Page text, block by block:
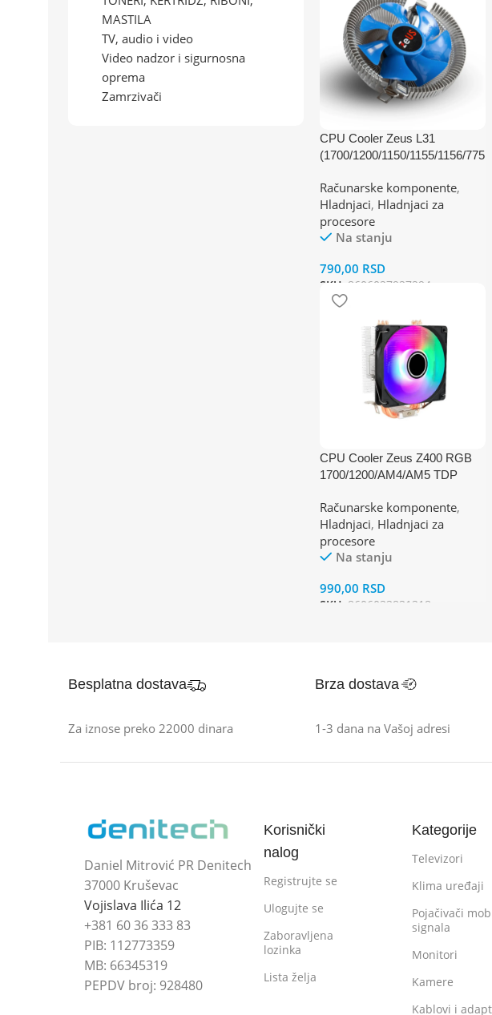
MASTILA
TV, audio i video
Video nadzor i sigurnosna
oprema
Zamrzivači
CPU Cooler Zeus L31
(1700/1200/1150/1155/1156/775
TDP 65W
Računarske komponente,
Hladnjaci, Hladnjaci za
procesore
Na stanju
790,00 RSD
SKU: 8606027927294
CPU Cooler Zeus Z400 RGB
1700/1200/AM4/AM5 TDP
Računarske komponente,
Hladnjaci, Hladnjaci za
procesore
Na stanju
990,00 RSD
SKU: 8606033831318
Besplatna dostava
Za iznose preko 22000 dinara
Brza dostava
1-3 dana na Vašoj adresi
Daniel Mitrović PR Denitech
37000 Kruševac
Vojislava Ilića 12
+381 60 36 333 83
PIB: 112773359
MB: 66345319
PEPDV broj: 928480
Korisnički
nalog
Registrujte se
Ulogujte se
Zaboravljena
lozinka
Lista želja
Kategorije
Televizori
Klima uređaji
Pojačivači
signala
Monitori
Kamere
Kablovi i